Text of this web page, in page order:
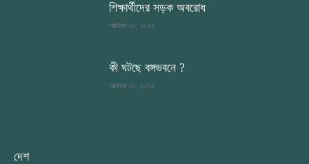
শিক্ষার্থীদের সড়ক অবরোধ
অক্টোবর ২৩, ২০২৪
কী ঘটছে বঙ্গভবনে ?
অক্টোবর ২৩, ২০২৪
দেশ